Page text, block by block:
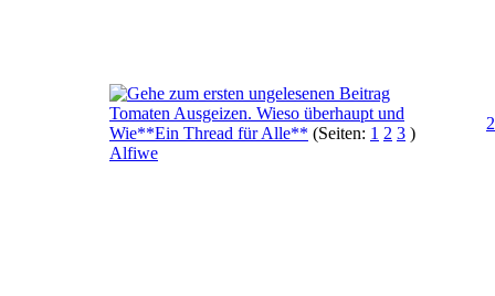
Tomaten Ausgeizen. Wieso überhaupt und
Wie**Ein Thread für Alle** (Seiten: 1 2 3 )
Alfiwe